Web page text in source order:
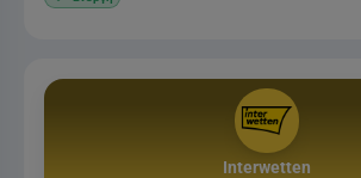
Interwetten